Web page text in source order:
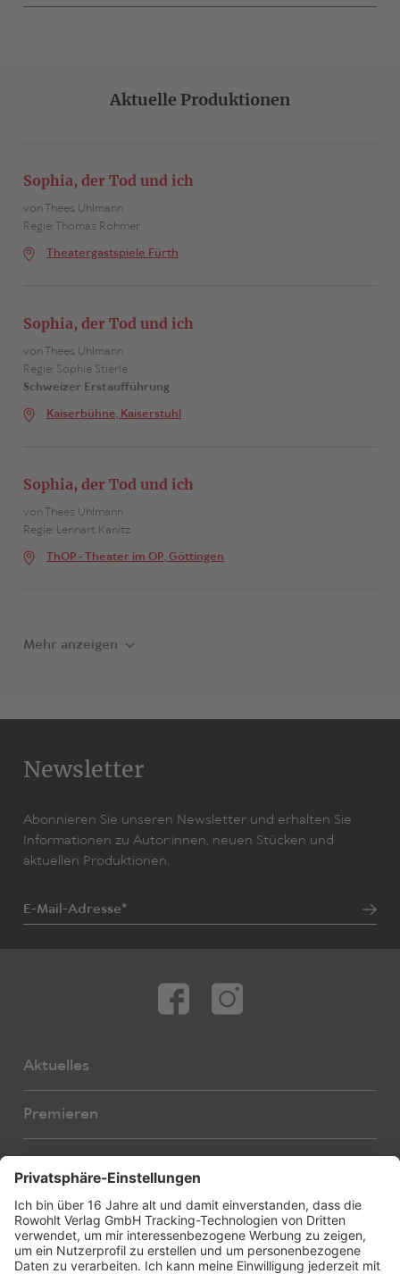
Aktuelle Produktionen
Sophia, der Tod und ich
von Thees Uhlmann
Regie: Thomas Rohmer
Theatergastspiele Fürth
Sophia, der Tod und ich
von Thees Uhlmann
Regie: Sophie Stierle
Schweizer Erstaufführung
Kaiserbühne, Kaiserstuhl
Sophia, der Tod und ich
von Thees Uhlmann
Regie: Lennart Kanitz
ThOP - Theater im OP, Göttingen
Mehr anzeigen
Newsletter
Abonnieren Sie unseren Newsletter und erhalten Sie
Informationen zu Autor:innen, neuen Stücken und
aktuellen Produktionen.
E-Mail-Adresse*
Aktuelles
Premieren
Autor:innen
Übersetzer:innen
Bearbeiter:innen
Stücke
Neue Stücke
E-Books
Foreign Rights